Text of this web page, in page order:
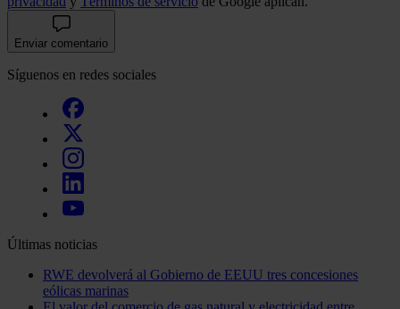
Enviar comentario
Síguenos en redes sociales
Últimas noticias
RWE devolverá al Gobierno de EEUU tres concesiones
eólicas marinas